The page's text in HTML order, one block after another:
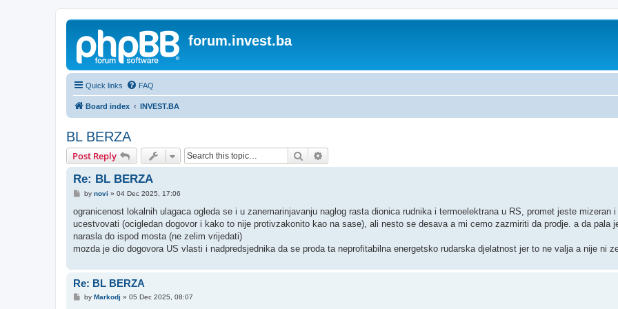
forum.invest.ba
Quick links FAQ
Board index INVEST.BA
BL BERZA
Post Reply Search
Re: BL BERZA
P
s
t
by novi » 04 Dec 2025, 17:06
ogranicenost lokalnih ulagaca ogleda se i u zanemarinjavanju naglog rasta dionica rudnika i termoelektrana u RS, promet jeste mizeran
ucestvovati (ocigledan dogovor i kako to nije protivzakonito kao na sase), ali nesto se desava a mi cemo zazmiriti da prodje. a da pala
narasla do ispod mosta (ne zelim vrijedati)
mozda je dio dogovora US vlasti i nadpredsjednika da se proda ta neprofitabilna energetsko rudarska djelatnost jer to ne valja a nije ni
Re: BL BERZA
Pby Markodj » 05 Dec 2025, 08:07